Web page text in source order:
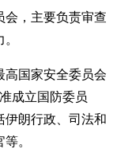
会，主要负责审查
高国家安全委员会
成立国防委员
伊朗行政、司法和
。